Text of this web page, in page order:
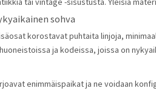
sohva
korostavat puhtaita linjoja,
ja kodeissa, joissa on
enimmäispaikat ja ne voidaan